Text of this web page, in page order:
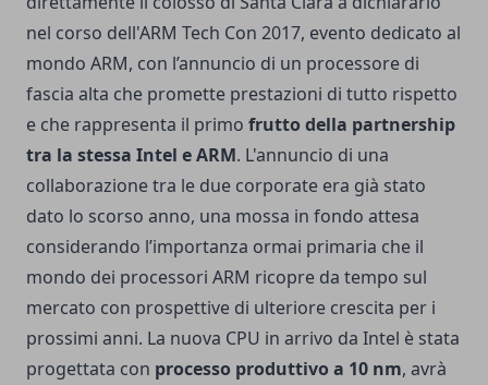
nel corso dell'ARM Tech Con 2017, evento dedicato al
mondo ARM, con l’annuncio di un processore di
fascia alta che promette prestazioni di tutto rispetto
e che rappresenta il primo frutto della partnership
tra la stessa Intel e ARM. L'annuncio di una
collaborazione tra le due corporate era già stato
dato lo scorso anno, una mossa in fondo attesa
considerando l’importanza ormai primaria che il
mondo dei processori ARM ricopre da tempo sul
mercato con prospettive di ulteriore crescita per i
prossimi anni. La nuova CPU in arrivo da Intel è stata
progettata con processo produttivo a 10 nm, avrà